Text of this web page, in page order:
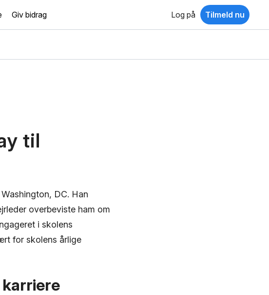
Giv bidrag Log på Tilmeld nu
til
DC. Han
overbeviste ham om
i skolens
for skolens årlige